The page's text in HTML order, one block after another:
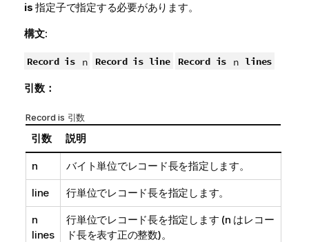
is 指定子で指定する必要があります。
構文:
Record is n Record is line Record is n lines
引数：
Record is 引数
引数 説明
n バイト単位でレコード長を指定します。
line 行単位でレコード長を指定します。
n
lines
行単位でレコード長を指定します (n はレコー
ド長を表す正の整数)。